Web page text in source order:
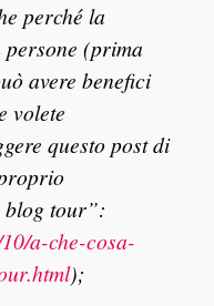
perché la
persone (prima
avere benefici
volete
questo post di
blog tour”:
a-che-cosa-
);